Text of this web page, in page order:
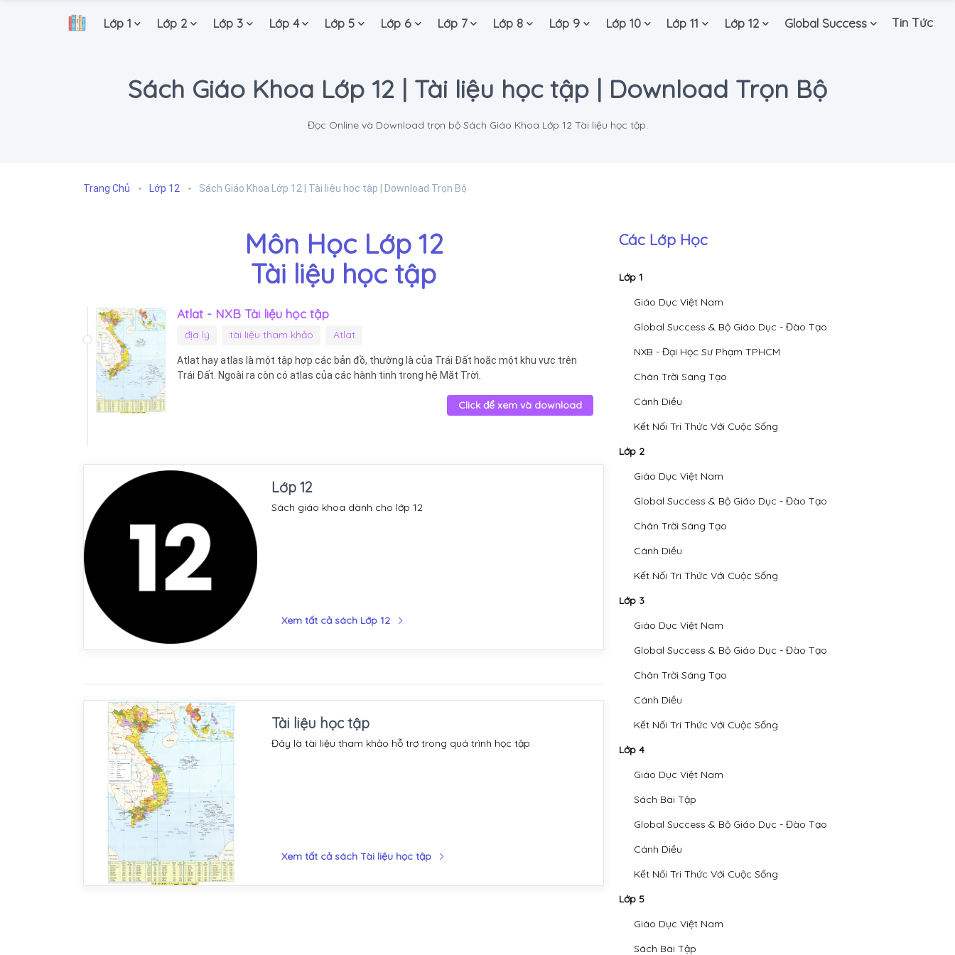
. Lớp 1 Lớp 2 Lớp 3 Lớp 4 Lớp 5 Lớp 6 Lớp 7 Lớp 8 Lớp 9 Lớp 10 Lớp 11 Lớp 12 Global Success Tin Tức
Sách Giáo Khoa Lớp 12 | Tài liệu học tập | Download Trọn Bộ
Đọc Online và Download trọn bộ Sách Giáo Khoa Lớp 12 Tài liệu học tập.
Trang Chủ Lớp 12 Sách Giáo Khoa Lớp 12 | Tài liệu học tập | Download Trọn Bộ
Môn Học Lớp 12
Tài liệu học tập
Atlat - NXB Tài liệu học tập
địa lý tài liệu tham khảo Atlat
Atlat hay atlas là một tập hợp các bản đồ, thường là của Trái Đất hoặc một khu vực trên
Trái Đất. Ngoài ra còn có atlas của các hành tinh trong hệ Mặt Trời.
Click để xem và download
Lớp 12
Sách giáo khoa dành cho lớp 12
Xem tất cả sách Lớp 12
Tài liệu học tập
Đây là tài liệu tham khảo hỗ trợ trong quá trình học tập
Xem tất cả sách Tài liệu học tập
Các Lớp Học
Lớp 1
Giáo Dục Việt Nam
Global Success & Bộ Giáo Dục - Đào Tạo
NXB - Đại Học Sư Phạm TPHCM
Chân Trời Sáng Tạo
Cánh Diều
Kết Nối Tri Thức Với Cuộc Sống
Lớp 2
Giáo Dục Việt Nam
Global Success & Bộ Giáo Dục - Đào Tạo
Chân Trời Sáng Tạo
Cánh Diều
Kết Nối Tri Thức Với Cuộc Sống
Lớp 3
Giáo Dục Việt Nam
Global Success & Bộ Giáo Dục - Đào Tạo
Chân Trời Sáng Tạo
Cánh Diều
Kết Nối Tri Thức Với Cuộc Sống
Lớp 4
Giáo Dục Việt Nam
Sách Bài Tập
Global Success & Bộ Giáo Dục - Đào Tạo
Cánh Diều
Kết Nối Tri Thức Với Cuộc Sống
Lớp 5
Giáo Dục Việt Nam
Sách Bài Tập